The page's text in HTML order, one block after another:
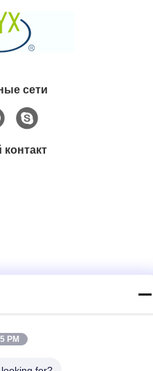
сети
провинция Цзянсу
PM